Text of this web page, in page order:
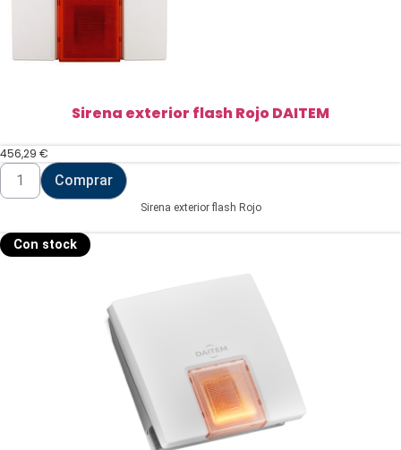
Sirena exterior flash Rojo DAITEM
456,29 €
Sirena
exterior
flash
cantidad
Comprar
Sirena exterior flash Rojo
Con stock